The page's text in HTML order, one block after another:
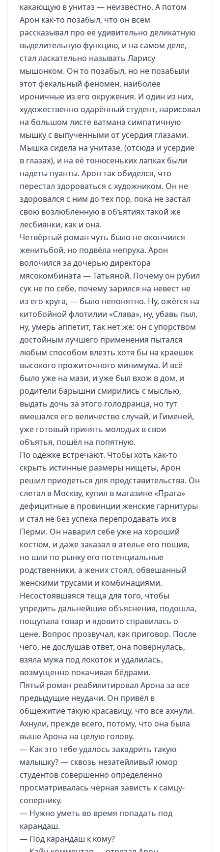
какающую в унитаз — неизвестно. А потом
Арон как-то позабыл, что он всем
рассказывал про её удивительно деликатную
выделительную функцию, и на самом деле,
стал ласкательно называть Ларису
мышонком. Он то позабыл, но не позабыли
этот фекальный феномен, наиболее
ироничные из его окружения. И один из них,
художественно одарённый студент, нарисовал
на большом листе ватмана симпатичную
мышку с выпученными от усердия глазами.
Мышка сидела на унитазе, (отсюда и усердие
в глазах), и на её тонюсеньких лапках были
надеты пуанты. Арон так обиделся, что
перестал здороваться с художником. Он не
здоровался с ним до тех пор, пока не застал
свою возлюбленную в объятиях такой же
лесбиянки, как и она.
Четвёртый роман чуть было не окончился
женитьбой, но подвёла непруха. Арон
волочился за дочерью директора
мясокомбината — Татьяной. Почему он рубил
сук не по себе, почему зарился на невест не
из его круга, — было непонятно. Ну, ожёгся на
китобойной флотилии «Слава», ну, убавь пыл,
ну, умерь аппетит, так нет же: он с упорством
достойным лучшего применения пытался
любым способом влезть хотя бы на краешек
высокого прожиточного минимума. И всё
было уже на мази, и уже был вхож в дом, и
родители барышни смирились с мыслью,
выдать дочь за этого голодранца, но тут
вмешался его величество случай, и Гименей,
уже готовый принять молодых в свои
объятья, пошёл на попятную.
По одёжке встречают. Чтобы хоть как-то
скрыть истинные размеры нищеты, Арон
решил приодеться для представительства. Он
слетал в Москву, купил в магазине «Прага»
дефицитные в провинции женские гарнитуры
и стал не без успеха перепродавать их в
Перми. Он наварил себе уже на хороший
костюм, и даже заказал в ателье его пошив,
но шли по рынку его потенциальные
родственники, а жених стоял, обвешанный
женскими трусами и комбинациями.
Несостоявшаяся тёща для того, чтобы
упредить дальнейшие объяснения, подошла,
пощупала товар и ядовито справилась о
цене. Вопрос прозвучал, как приговор. После
чего, не дослушав ответ, она повернулась,
взяла мужа под локоток и удалилась,
возмущенно покачивая бёдрами.
Пятый роман реабилитировал Арона за все
предыдущие неудачи. Он привёл в
общежитие такую красавицу, что все ахнули.
Ахнули, прежде всего, потому, что она была
выше Арона на целую голову.
— Как это тебе удалось закадрить такую
малышку? — сквозь незатейливый юмор
студентов совершенно определённо
просматривалась чёрная зависть к самцу-
сопернику.
— Нужно уметь во время попадать под
карандаш.
— Под карандаш к кому?